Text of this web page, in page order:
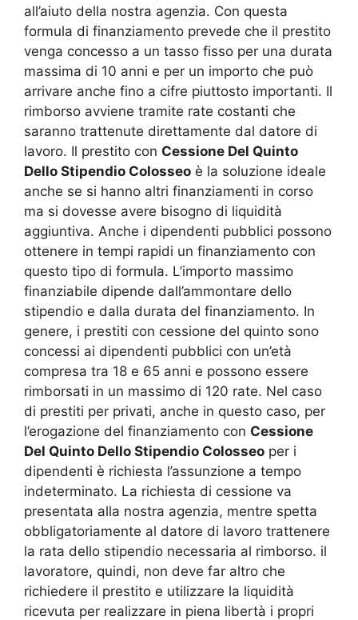
all’aiuto della nostra agenzia. Con questa
formula di finanziamento prevede che il prestito
venga concesso a un tasso fisso per una durata
massima di 10 anni e per un importo che può
arrivare anche fino a cifre piuttosto importanti. Il
rimborso avviene tramite rate costanti che
saranno trattenute direttamente dal datore di
lavoro. Il prestito con Cessione Del Quinto
Dello Stipendio Colosseo è la soluzione ideale
anche se si hanno altri finanziamenti in corso
ma si dovesse avere bisogno di liquidità
aggiuntiva. Anche i dipendenti pubblici possono
ottenere in tempi rapidi un finanziamento con
questo tipo di formula. L’importo massimo
finanziabile dipende dall’ammontare dello
stipendio e dalla durata del finanziamento. In
genere, i prestiti con cessione del quinto sono
concessi ai dipendenti pubblici con un’età
compresa tra 18 e 65 anni e possono essere
rimborsati in un massimo di 120 rate. Nel caso
di prestiti per privati, anche in questo caso, per
l’erogazione del finanziamento con Cessione
Del Quinto Dello Stipendio Colosseo per i
dipendenti è richiesta l’assunzione a tempo
indeterminato. La richiesta di cessione va
presentata alla nostra agenzia, mentre spetta
obbligatoriamente al datore di lavoro trattenere
la rata dello stipendio necessaria al rimborso. il
lavoratore, quindi, non deve far altro che
richiedere il prestito e utilizzare la liquidità
ricevuta per realizzare in piena libertà i propri